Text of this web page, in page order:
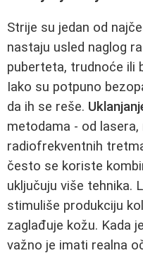
Strije su jedan od
nastaju usled naglog
puberteta, trudnoće ili
Iako su potpuno
da ih se reše.
metodama - od
radiofrekventnih
često se koriste
uključuju više tehnika.
stimuliše produkciju
zaglađuje kožu. Kada
važno je imati realna